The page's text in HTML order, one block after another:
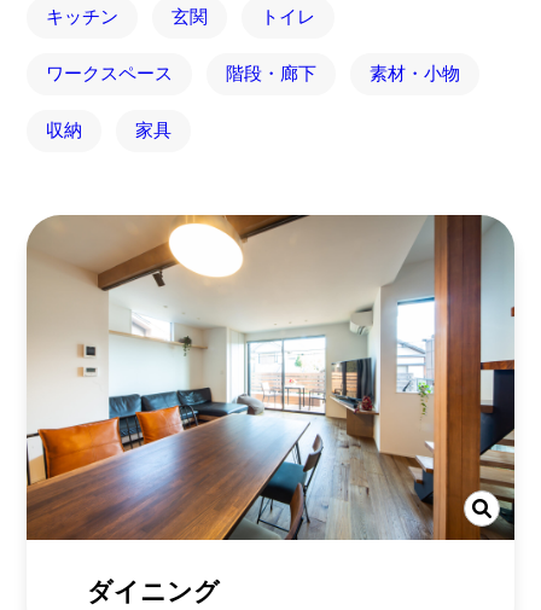
キッチン 玄関 トイレ
ワークスペース 階段・廊下 素材・小物
収納 家具
ダイニング